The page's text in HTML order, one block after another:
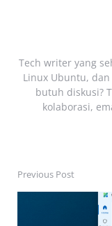
Tech writer yang
Linux Ubuntu, dan
butuh diskusi?
kolaborasi,
PostPrevious Post